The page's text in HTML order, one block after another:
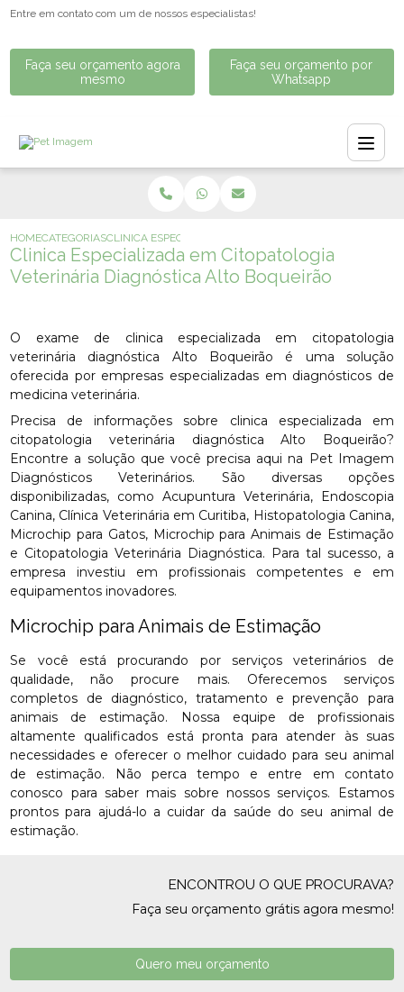
Entre em contato com um de nossos especialistas!
Faça seu orçamento agora
mesmo
Faça seu orçamento por
Whatsapp
HOMECATEGORIASCLINICA ESPECIALIZADA EM CITOPATOLOGIA
Clinica Especializada em Citopatologia
Veterinária Diagnóstica Alto Boqueirão
O exame de clinica especializada em citopatologia
veterinária diagnóstica Alto Boqueirão é uma solução
oferecida por empresas especializadas em diagnósticos de
medicina veterinária.
Precisa de informações sobre clinica especializada em
citopatologia veterinária diagnóstica Alto Boqueirão?
Encontre a solução que você precisa aqui na Pet Imagem
Diagnósticos Veterinários. São diversas opções
disponibilizadas, como Acupuntura Veterinária, Endoscopia
Canina, Clínica Veterinária em Curitiba, Histopatologia Canina,
Microchip para Gatos, Microchip para Animais de Estimação
e Citopatologia Veterinária Diagnóstica. Para tal sucesso, a
empresa investiu em profissionais competentes e em
equipamentos inovadores.
Microchip para Animais de Estimação
Se você está procurando por serviços veterinários de
qualidade, não procure mais. Oferecemos serviços
completos de diagnóstico, tratamento e prevenção para
animais de estimação. Nossa equipe de profissionais
altamente qualificados está pronta para atender às suas
necessidades e oferecer o melhor cuidado para seu animal
de estimação. Não perca tempo e entre em contato
conosco para saber mais sobre nossos serviços. Estamos
prontos para ajudá-lo a cuidar da saúde do seu animal de
estimação.
ENCONTROU O QUE PROCURAVA?
Faça seu orçamento grátis agora mesmo!
Quero meu orçamento